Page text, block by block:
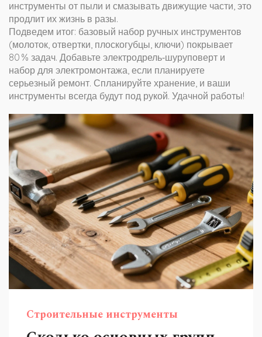
инструменты от пыли и смазывать движущие части, это
продлит их жизнь в разы.
Подведем итог: базовый набор ручных инструментов
(молоток, отвертки, плоскогубцы, ключи) покрывает
80 % задач. Добавьте электродрель‑шуруповерт и
набор для электромонтажа, если планируете
серьезный ремонт. Спланируйте хранение, и ваши
инструменты всегда будут под рукой. Удачной работы!
Строительные инструменты